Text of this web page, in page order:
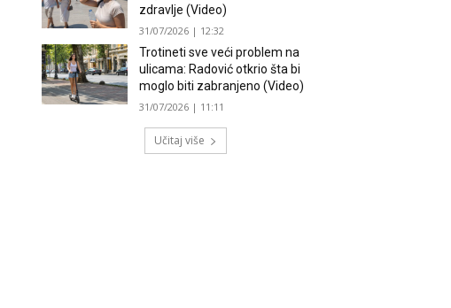
zdravlje (Video)
31/07/2026 | 12:32
Trotineti sve veći problem na
ulicama: Radović otkrio šta bi
moglo biti zabranjeno (Video)
31/07/2026 | 11:11
Učitaj više